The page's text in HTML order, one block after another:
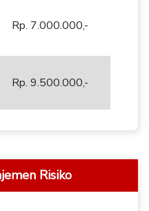
Rp. 7.000.000,-
Rp. 9.500.000,-
Risiko